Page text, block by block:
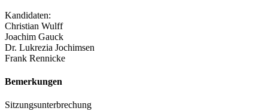
Kandidaten:
Christian Wulff
Joachim Gauck
Dr. Lukrezia Jochimsen
Frank Rennicke
Bemerkungen
Sitzungsunterbrechung